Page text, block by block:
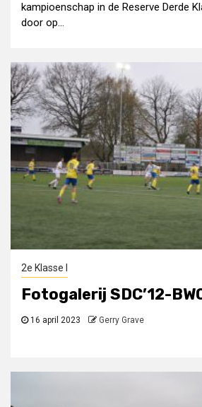
kampioenschap in de Reserve Derde
door op...
2e Klasse I
Fotogalerij SDC’12-
16 april 2023 Gerry Grave